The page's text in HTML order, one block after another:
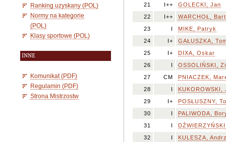
Ranking uzyskany (POL)
Normy na kategorie
(POL)
Klasy sportowe (POL)
INNE
Komunikat (PDF)
Regulamin (PDF)
Strona Mistrzostw
21
I++
GOLECKI, Jan
22
I++
WARCHOŁ,
23
I
MIKE, Patryk
24
I+
GAŁUSZKA,
25
I+
DIXA, Oskar
26
I
OSSOLIŃSKI,
27
CM
PNIACZEK,
28
I
KUKOROWSKI,
29
I+
POSŁUSZNY,
30
I
PALIWODA,
31
I
32
I
KULESZA,